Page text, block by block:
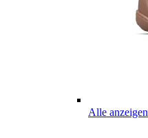
Alle anzeigen